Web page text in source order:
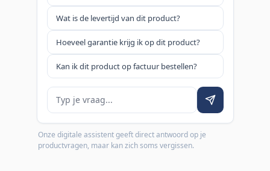
Wat is de levertijd van dit product?
Hoeveel garantie krijg ik op dit product?
Kan ik dit product op factuur bestellen?
Je vraag
Onze digitale assistent geeft direct antwoord op je
productvragen, maar kan zich soms vergissen.